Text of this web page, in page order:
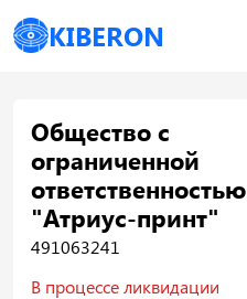
KIBERON
Общество с
ограниченной
ответственностью
"Атриус-принт"
491063241
В процессе ликвидации